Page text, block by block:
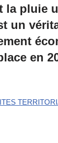
la pluie
un
en